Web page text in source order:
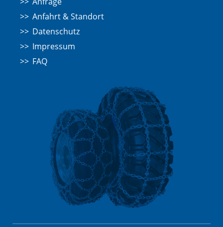
Anfahrt & Standort
Datenschutz
Impressum
FAQ